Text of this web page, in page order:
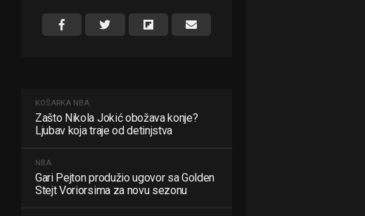
KOŠARKA NBA
Zašto Nikola Jokić obožava konje?
Ljubav koja traje od detinjstva
NBA
Gari Pejton produžio ugovor sa Golden
Stejt Voriorsima za novu sezonu